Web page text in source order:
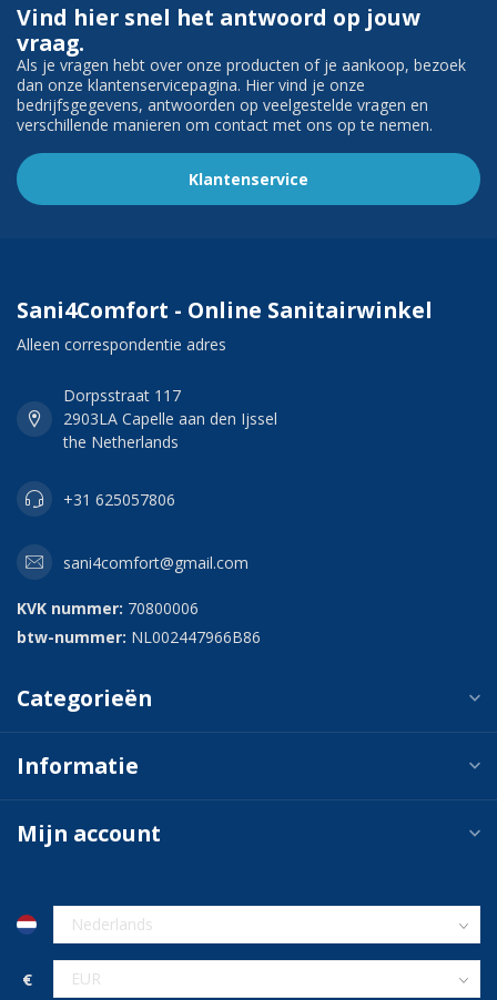
Vind hier snel het antwoord op jouw
vraag.
Als je vragen hebt over onze producten of je aankoop, bezoek
dan onze klantenservicepagina. Hier vind je onze
bedrijfsgegevens, antwoorden op veelgestelde vragen en
verschillende manieren om contact met ons op te nemen.
Klantenservice
Sani4Comfort - Online Sanitairwinkel
Alleen correspondentie adres
Dorpsstraat 117
2903LA Capelle aan den Ijssel
the Netherlands
+31 625057806
sani4comfort@gmail.com
KVK nummer: 70800006
btw-nummer: NL002447966B86
Categorieën
Informatie
Mijn account
€